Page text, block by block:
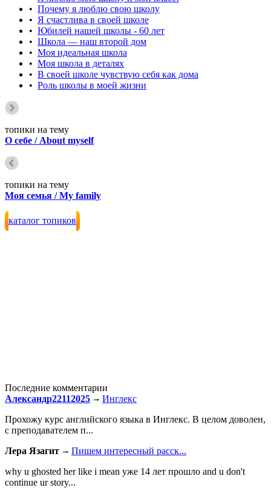
• Почему я люблю свою школу
• Я счастлива в своей школе
• Юбилей нашей школы - 60 лет
• Школа — наш второй дом
• Моя идеальная школа
• Моя школа в деталях
• В своей школе чувствую себя как дома
• Роль школы в моей жизни
топики на тему
О себе / About myself
топики на тему
Моя семья / My family
каталог топиков
Последние комментарии
Александр22112025
Инглекс
Прохожу курс английского языка в Инглекс. В целом доволен,
с преподавателем п...
Лера Язагит
Пишем интересный расск...
why u ghosted her like i mean уже 14 лет прошло and u don't
continue ur story...